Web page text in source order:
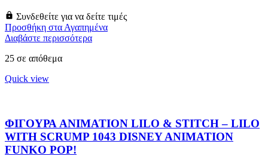
Συνδεθείτε για να δείτε τιμές
Προσθήκη στα Αγαπημένα
Διαβάστε περισσότερα
25 σε απόθεμα
Quick view
ΦΙΓΟΥΡΑ ANIMATION LILO & STITCH – LILO
WITH SCRUMP 1043 DISNEY ANIMATION
FUNKO POP!